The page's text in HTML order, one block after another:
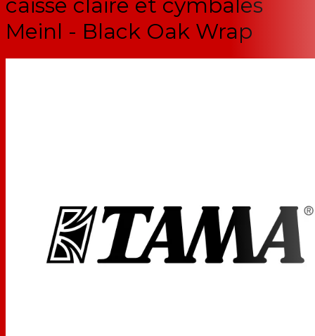
Meinl - Black Oak Wrap